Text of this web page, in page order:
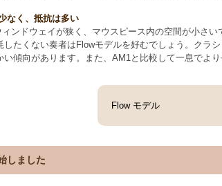
なく、抵抗は多い
ンドウェイが狭く、マウスピース内の空間が小さ
したくない奏者はFlowモデルを好むでしょう。クラ
い傾向があります。また、AM1と比較して一息でよ
Flow モデル
しました